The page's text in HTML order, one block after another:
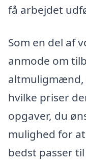
få arbejdet
Som en del af
anmode om
altmuligmænd,
hvilke priser
opgaver, du
mulighed for
bedst passer